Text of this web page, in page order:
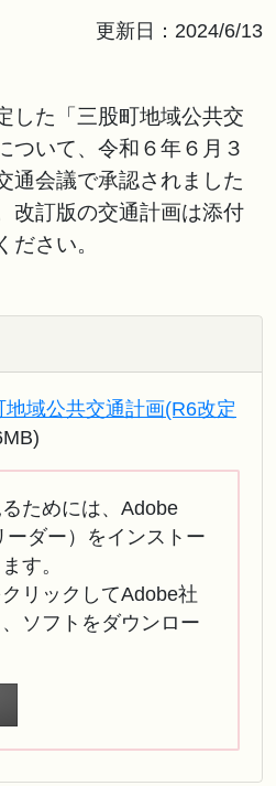
更新日：2024/6/13
した「三股町地域公共交
ついて、令和６年６月３
通会議で承認されました
改訂版の交通計画は添付
ださい。
域公共交通計画(R6改定
ためには、Adobe
ーダー）をインストー
す。
リックしてAdobe社
ソフトをダウンロー